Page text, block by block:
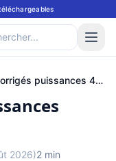
Exercices corrigés puissances 4ème
2026)2 min